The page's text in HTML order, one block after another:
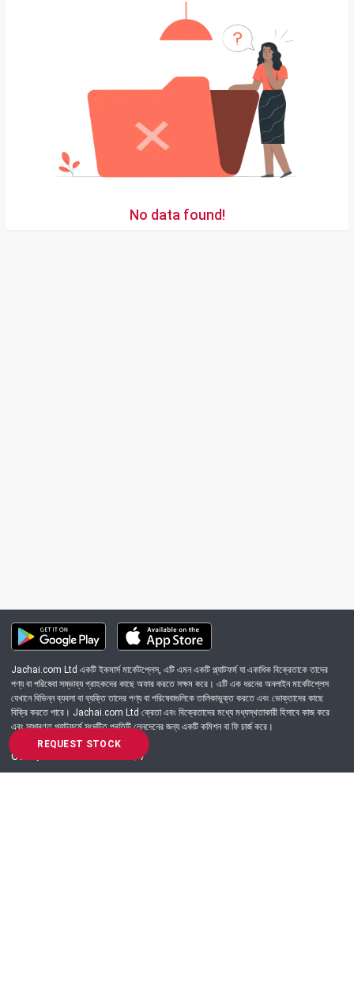
REQUEST STOCK
No data found!
Jachai.com Ltd একটি ইকমার্স মার্কেটপ্লেস, এটি এমন একটি প্ল্যাটফর্ম যা একাধিক বিক্রেতাকে তাদের
পণ্য বা পরিষেবা সম্ভাব্য গ্রাহকদের কাছে অফার করতে সক্ষম করে। এটি এক ধরনের অনলাইন মার্কেটপ্লেস
যেখানে বিভিন্ন ব্যবসা বা ব্যক্তি তাদের পণ্য বা পরিষেবাগুলিকে তালিকাভুক্ত করতে এবং ভোক্তাদের কাছে
বিক্রি করতে পারে। Jachai.com Ltd ক্রেতা এবং বিক্রেতাদের মধ্যে মধ্যস্থতাকারী হিসাবে কাজ করে
এবং সাধারণত প্ল্যাটফর্মে সংঘটিত প্রতিটি লেনদেনের জন্য একটি কমিশন বা ফি চার্জ করে।
Got Question? Call us 24/7